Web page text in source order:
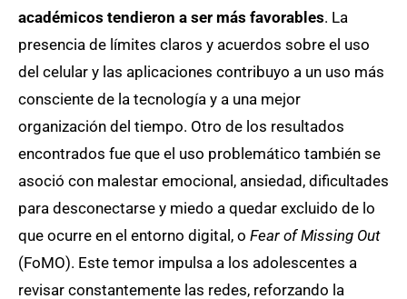
académicos tendieron a ser más favorables. La
presencia de límites claros y acuerdos sobre el uso
del celular y las aplicaciones contribuyo a un uso más
consciente de la tecnología y a una mejor
organización del tiempo. Otro de los resultados
encontrados fue que el uso problemático también se
asoció con malestar emocional, ansiedad, dificultades
para desconectarse y miedo a quedar excluido de lo
que ocurre en el entorno digital, o Fear of Missing Out
(FoMO). Este temor impulsa a los adolescentes a
revisar constantemente las redes, reforzando la